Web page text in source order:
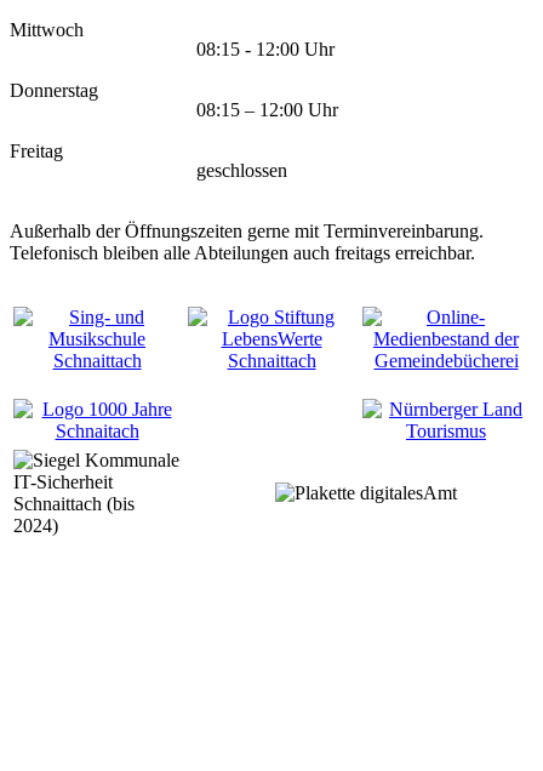
Mittwoch
08:15 - 12:00 Uhr
Donnerstag
08:15 – 12:00 Uhr
Freitag
geschlossen
Außerhalb der Öffnungszeiten gerne mit Terminvereinbarung.
Telefonisch bleiben alle Abteilungen auch freitags erreichbar.